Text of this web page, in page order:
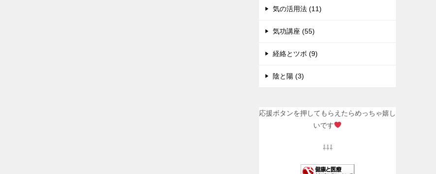
気の活用法 (11)
気功講座 (55)
経絡とツボ (9)
陰と陽 (3)
応援ボタンを押してもらえたらめっちゃ嬉し
いです
⇩⇩⇩